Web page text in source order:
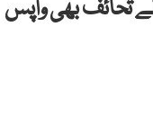
تحائف بھی واپس